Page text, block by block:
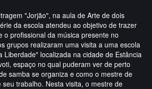
"Jorjão", na aula de Arte de dois
da escola atendeu ao objetivo de trazer
o profissional da música presente no
grupos realizaram uma visita a uma escola
Liberdade" localizada na cidade de Estância
espaço no qual puderam ver de perto
samba se organiza e como o mestre de
trabalho. Nesta visita, o mestre de